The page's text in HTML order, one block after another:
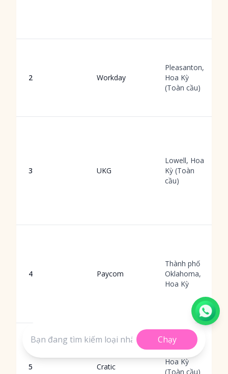
2 Workday
Pleasanton,
Hoa Kỳ
(Toàn cầu)
3 UKG
Lowell, Hoa
Kỳ (Toàn
cầu)
4 Paycom
Thành phố
Oklahoma,
Hoa Kỳ
5 Cratic
Hoa Kỳ
(Toàn cầu)
Chạy